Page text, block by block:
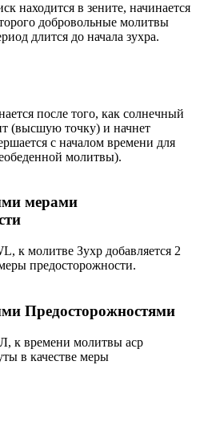
находится в зените, начинается
добровольные молитвы
длится до начала зухра.
после того, как солнечный
(высшую точку) и начнет
с началом времени для
молитвы).
мерами
к молитве Зухр добавляется 2
предосторожности.
Предосторожностями
к времени молитвы аср
в качестве меры